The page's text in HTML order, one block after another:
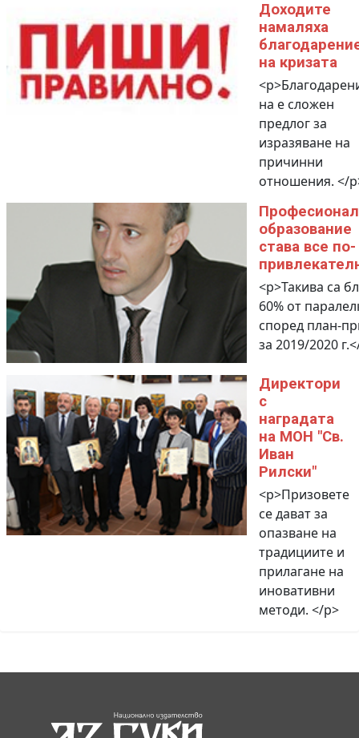
Доходите
намаляха
на кризата
на е сложен
предлог за
изразяване на
причинни
отношения. </
образование
става все по-
<p>Такива са
60% от
според план-
за 2019/2020
Директори
с
наградата
на МОН "Св.
Иван
Рилски"
<p>Призовете
се дават за
опазване на
традициите и
прилагане на
иновативни
методи. </p>